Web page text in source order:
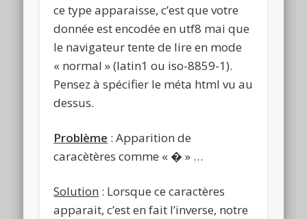
ce type apparaisse, c’est que votre
donnée est encodée en utf8 mai que
le navigateur tente de lire en mode
« normal » (latin1 ou iso-8859-1).
Pensez à spécifier le méta html vu au
dessus.
Problème : Apparition de
caracètères comme « � » …
Solution : Lorsque ce caractères
apparait, c’est en fait l’inverse, notre